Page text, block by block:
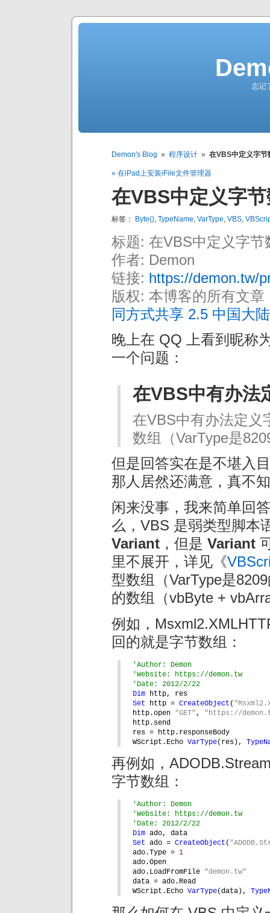
忘记
Demon's Blog » 程序设计 » 在VBS中定义字
« 在iPad上安装iFile文件管理器
在VBS中定义字
标签： Byte(), TypeName, VarType, VBS,
标题: 在VBS中定义字节
作者: Demon
链接: https://demon.tw/
版权: 本博客的所有文章
同方式共享 2.5 中国大陆
晚上在 QQ 上看到昵称
一个问题：
在VBS中有办法
在VBS中有办法定义
数组（VarType是
但是回答实在是不堪入
那人居然还满意，真不
闲来没事，我来简单回
么，VBS 是弱类型脚本
Variant ，但是 Variant
里不展开，详见《
型数组（VarType是
的数组（vbByte +
例如，
回的就是字节数组：
'Author: Demon
'Website: https://demon.tw
'Date: 2012/2/22
Dim
http, res
Set
http = CreateObject (
http.open "GET" , "https://
http.send
res = http.responseBody
WScript.Echo VarType(res),
再例如，
字节数组：
'Author: Demon
'Website: https://demon.tw
'Date: 2012/2/22
Dim ado, data
Set ado = CreateObject (
ado.Type = 1
ado.Open
ado.LoadFromFile "demon.tw"
data = ado.Read
WScript.Echo VarType(data),